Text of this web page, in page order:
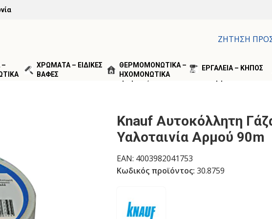
ΖΗΤΗΣΗ
–
ΧΡΩΜΑΤΑ – ΕΙΔΙΚΕΣ
ΒΑΦΕΣ
ΘΕΡΜΟΜΟΝΩΤΙΚΑ –
ΗΧΟΜΟΝΩΤΙΚΑ
ΕΡΓΑΛΕΙΑ – ΚΗΠΟΣ
/Knauf Αυτοκόλλητη Γάζα – Υαλοταινία Αρμού 90m
Knauf Αυτοκόλλητη
Υαλοταινία Αρμού 90m
EAN: 4003982041753
Κωδικός προϊόντος: 30.8759